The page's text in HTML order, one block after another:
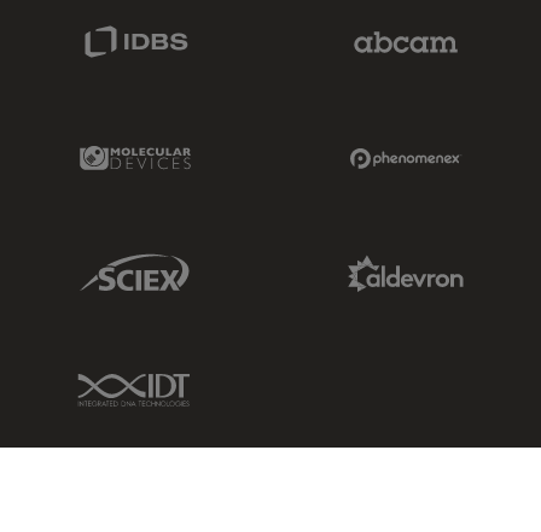
Molecular Devices Link
Sciex Link
IDT Link